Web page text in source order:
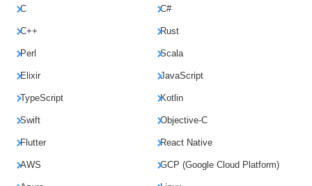
C C#
C++ Rust
Perl Scala
Elixir JavaScript
TypeScript Kotlin
Swift Objective-C
Flutter React Native
AWS GCP (Google Cloud Platform)